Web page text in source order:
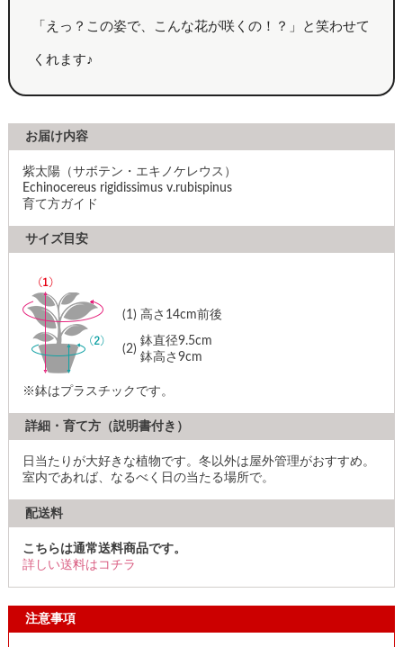
「えっ？この姿で、こんな花が咲くの！？」と笑わせて
くれます♪
お届け内容
紫太陽（サボテン・エキノケレウス）
Echinocereus rigidissimus v.rubispinus
育て方ガイド
サイズ目安
(1) 高さ14cm前後
(2)
鉢直径9.5cm
鉢高さ9cm
※鉢はプラスチックです。
詳細・育て方（説明書付き）
日当たりが大好きな植物です。冬以外は屋外管理がおすすめ。
室内であれば、なるべく日の当たる場所で。
配送料
こちらは通常送料商品です。
詳しい送料はコチラ
注意事項